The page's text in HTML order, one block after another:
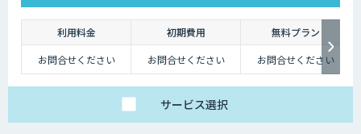
利用料金 初期費用
無料プラン
お問合せください
お問合せください お問合せください
サービス選択